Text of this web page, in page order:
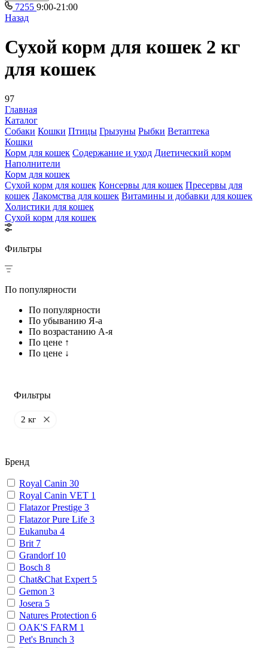
7255 9:00-21:00
Назад
Сухой корм для кошек 2 кг
для кошек
97
Главная
Каталог
Собаки Кошки Птицы Грызуны Рыбки Ветаптека
Кошки
Корм для кошек Содержание и уход Диетический корм
Наполнители
Корм для кошек
Сухой корм для кошек Консервы для кошек Пресервы для
кошек Лакомства для кошек Витамины и добавки для кошек
Холистики для кошек
Сухой корм для кошек
Фильтры
По популярности
По популярности
По убыванию Я-а
По возрастанию А-я
По цене ↑
По цене ↓
Фильтры
2 кг
Бренд
Royal Canin 30
Royal Canin VET 1
Flatazor Prestige 3
Flatazor Pure Life 3
Eukanuba 4
Brit 7
Grandorf 10
Bosch 8
Chat&Chat Expert 5
Gemon 3
Josera 5
Natures Protection 6
OAK'S FARM 1
Pet's Brunch 3